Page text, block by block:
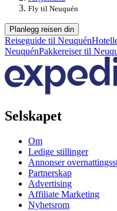
Fly til Neuquén
Planlegg reisen din
Reiseguide til Neuquén
NeuquénPakkereiser til
Selskapet
Om
Ledige stillinger
Annonser
Partnerskap
Advertising
Affiliate Marketing
Nyhetsrom